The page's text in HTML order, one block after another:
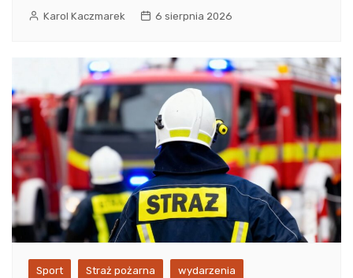
Karol Kaczmarek 6 sierpnia 2026
Sport Straż pożarna wydarzenia